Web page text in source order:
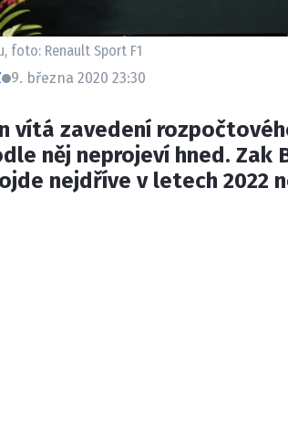
foto: Renault Sport F1
9. března 2020 23:30
vítá zavedení
něj neprojeví hned. Zak
nejdříve v letech 2022